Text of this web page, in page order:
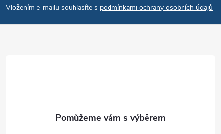
Vložením e-mailu souhlasíte s podmínkami ochrany osobních údajů